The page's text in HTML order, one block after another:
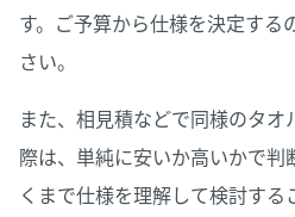
す。ご予算から仕様を決定する
さい。
また、相見積などで同様のタ
際は、単純に安いか高いかで
くまで仕様を理解して検討す